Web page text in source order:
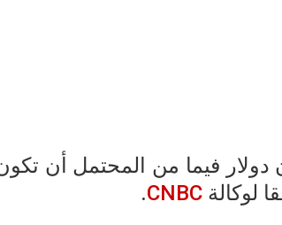
أكثر من 600 مليون دولار فيما من
لوكالة CNBC
.